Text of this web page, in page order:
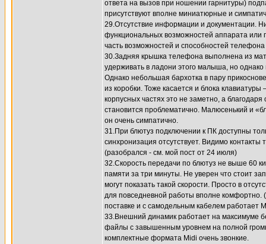
ответа на вызов при ношении гарнитуры)
присутствуют вполне миниатюрные и
29.Отсутствие информации и документации.
функциональных возможностей аппарата или
часть возможностей и способностей
30.Задняя крышка телефона выполнена из
удерживать в ладони этого малыша, но однако
Однако небольшая бархотка в пару
из коробки. Тоже касается и блока
корпусных частях это не заметно, а
становится проблематично. Малюсенький и
он очень симпатично.
31.При блютуз подключении к ПК доступны
синхронизация отсутствует. Видимо контакты
(разобрался - см. мой пост от 24 июля)
32.Скорость передачи по блютуз не выше 60
памяти за три минуты. Не уверен что стоит
могут показать такой скорости. Просто в
для повседневной работы вполне комфортно.
поставке и с самодельным кабелем работает
33.Внешний динамик работает на максимуме
файлы с завышенным уровнем на полной
комплектные формата Midi очень звонкие.